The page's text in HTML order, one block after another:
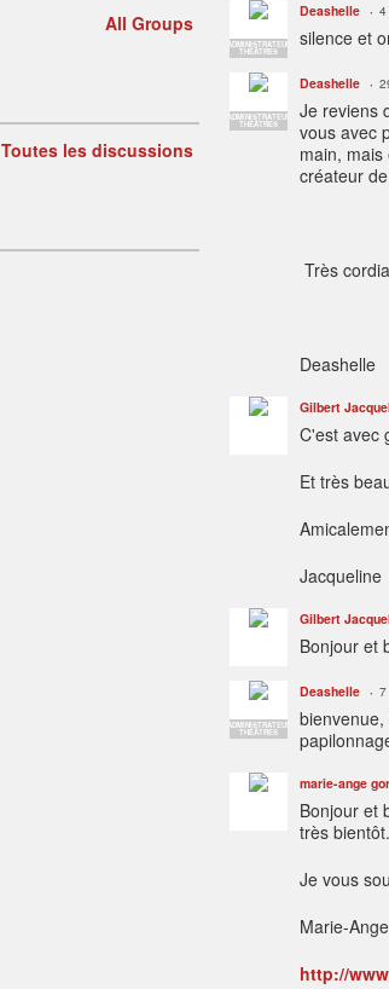
ADMINISTRATEUR
THÉÂTRES
Deashelle 4
silence et
ADMINISTRATEUR
THÉÂTRES
Deashelle
Je reviens
vous avec
main,
créateur
Très
Deashelle
Gilbert
C'est avec
Et très
Jacqueline
Gilbert
Bonjour et
ADMINISTRATEUR
THÉÂTRES
Deashelle 7
marie-ange
Bonjour et
très bientôt.
Je vous
Marie-Ange
http://
All Groups
Toutes les discussions